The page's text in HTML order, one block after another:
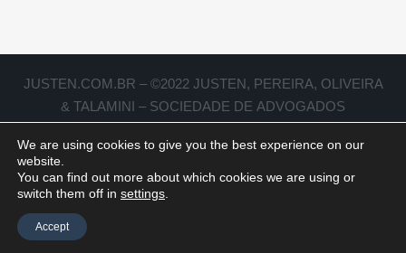
JUSTEN.COM.BR – ©2022 JUSTEN, PEREIRA, OLIVEIRA
& TALAMINI – SOCIEDADE DE ADVOGADOS
We are using cookies to give you the best experience on our
website.
You can find out more about which cookies we are using or
switch them off in settings
Accept